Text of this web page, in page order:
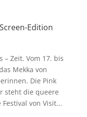
Edition
– Zeit. Vom 17. bis
Mekka von
Die Pink
steht die queere
von Visit...